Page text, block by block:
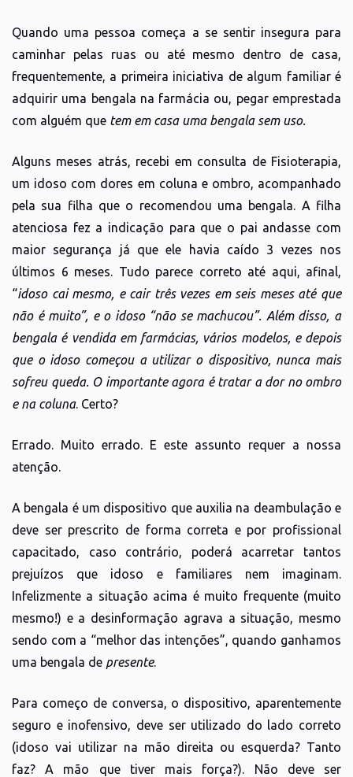
Quando uma pessoa começa a se sentir insegura para
caminhar pelas ruas ou até mesmo dentro de casa,
frequentemente, a primeira iniciativa de algum familiar é
adquirir uma bengala na farmácia ou, pegar emprestada
com alguém que tem em casa uma bengala sem uso.
Alguns meses atrás, recebi em consulta de Fisioterapia,
um idoso com dores em coluna e ombro, acompanhado
pela sua filha que o recomendou uma bengala. A filha
atenciosa fez a indicação para que o pai andasse com
maior segurança já que ele havia caído 3 vezes nos
últimos 6 meses. Tudo parece correto até aqui, afinal,
“idoso cai mesmo, e cair três vezes em seis meses até que
não é muito”, e o idoso “não se machucou”. Além disso, a
bengala é vendida em farmácias, vários modelos, e depois
que o idoso começou a utilizar o dispositivo, nunca mais
sofreu queda. O importante agora é tratar a dor no ombro
e na coluna. Certo?
Errado. Muito errado. E este assunto requer a nossa
atenção.
A bengala é um dispositivo que auxilia na deambulação e
deve ser prescrito de forma correta e por profissional
capacitado, caso contrário, poderá acarretar tantos
prejuízos que idoso e familiares nem imaginam.
Infelizmente a situação acima é muito frequente (muito
mesmo!) e a desinformação agrava a situação, mesmo
sendo com a “melhor das intenções”, quando ganhamos
uma bengala de presente.
Para começo de conversa, o dispositivo, aparentemente
seguro e inofensivo, deve ser utilizado do lado correto
(idoso vai utilizar na mão direita ou esquerda? Tanto
faz? A mão que tiver mais força?). Não deve ser